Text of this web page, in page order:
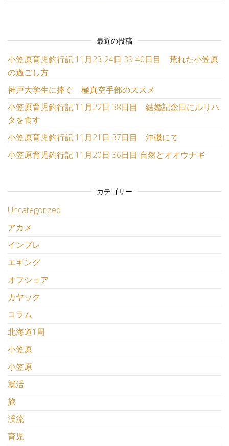
最近の投稿
小笠原育児釣行記 11月23-24日 39-40日目 荒れた小笠原
の過ごし方
神戸大学生に捧ぐ 極真空手部のススメ
小笠原育児釣行記 11月22日 38日目 結婚記念日にルリハ
タを食す
小笠原育児釣行記 11月21日 37日目 沖磯にて
小笠原育児釣行記 11月20日 36日目 自然とオオウナギ
カテゴリー
Uncategorized
アカメ
インプレ
エギング
オフショア
カヤック
コラム
北海道1周
小笠原
小笠原
就活
旅
渓流
育児